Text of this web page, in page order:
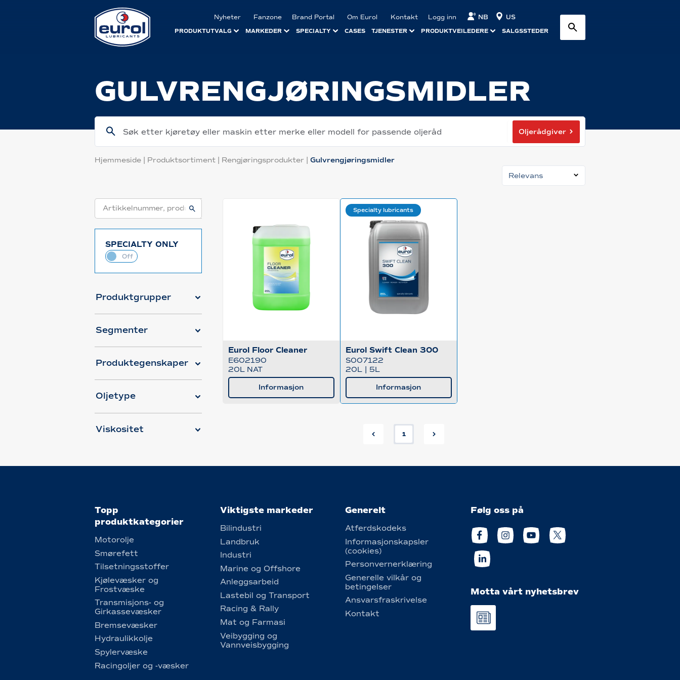
Nyheter Fanzone Brand Portal Om Eurol Kontakt Logg inn NB US
PRODUKTUTVALG MARKEDER SPECIALTY CASES TJENESTER PRODUKTVEILEDERE SALGSSTEDER
GULVRENGJØRINGSMIDLER
Søk etter kjøretøy eller maskin etter merke eller modell for passende oljeråd Oljerådgiver
Hjemmeside Produktsortiment Rengjøringsprodukter |Gulvrengjøringsmidler
Relevans
SPECIALTY ONLY
Produktgrupper
Segmenter
Produktegenskaper
Oljetype
Viskositet
Eurol Floor Cleaner
E602190
20L NAT
Informasjon
Specialty lubricants
Eurol Swift Clean 300
S007122
20L
5L
Informasjon
1
Topp
produktkategorier
Motorolje
Smørefett
Tilsetningsstoffer
Kjølevæsker og
Frostvæske
Transmisjons- og
Girkassevæsker
Bremsevæsker
Hydraulikkolje
Spylervæske
Racingoljer og -væsker
Viktigste markeder
Bilindustri
Landbruk
Industri
Marine og Offshore
Anleggsarbeid
Lastebil og Transport
Racing & Rally
Mat og Farmasi
Veibygging og
Vannveisbygging
Generelt
Atferdskodeks
Informasjonskapsler
(cookies)
Personvernerklæring
Generelle vilkår og
betingelser
Ansvarsfraskrivelse
Kontakt
Følg oss på
Motta vårt nyhetsbrev